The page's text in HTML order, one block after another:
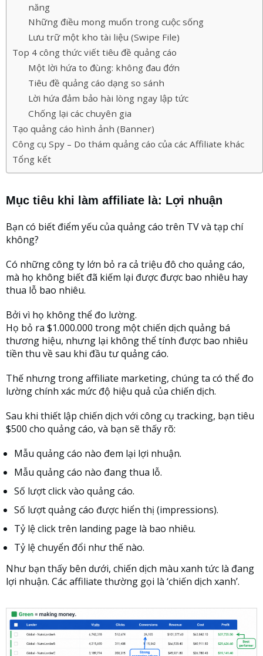
năng
Những điều mong muốn trong cuộc sống
Lưu trữ một kho tài liệu (Swipe File)
Top 4 công thức viết tiêu đề quảng cáo
Một lời hứa to đùng: không đau đớn
Tiêu đề quảng cáo dạng so sánh
Lời hứa đảm bảo hài lòng ngay lập tức
Chống lại các chuyên gia
Tạo quảng cáo hình ảnh (Banner)
Công cụ Spy – Do thám quảng cáo của các Affiliate khác
Tổng kết
Mục tiêu khi làm affiliate là: Lợi nhuận
Bạn có biết điểm yếu của quảng cáo trên TV và tạp chí
không?
Có những công ty lớn bỏ ra cả triệu đô cho quảng cáo,
mà họ không biết đã kiếm lại được được bao nhiêu hay
thua lỗ bao nhiêu.
Bởi vì họ không thể đo lường.
Họ bỏ ra $1.000.000 trong một chiến dịch quảng bá
thương hiệu, nhưng lại không thể tính được bao nhiêu
tiền thu về sau khi đầu tư quảng cáo.
Thế nhưng trong affiliate marketing, chúng ta có thể đo
lường chính xác mức độ hiệu quả của chiến dịch.
Sau khi thiết lập chiến dịch với công cụ tracking, bạn tiêu
$500 cho quảng cáo, và bạn sẽ thấy rõ:
Mẫu quảng cáo nào đem lại lợi nhuận.
Mẫu quảng cáo nào đang thua lỗ.
Số lượt click vào quảng cáo.
Số lượt quảng cáo được hiển thị (impressions).
Tỷ lệ click trên landing page là bao nhiêu.
Tỷ lệ chuyển đổi như thế nào.
Như bạn thấy bên dưới, chiến dịch màu xanh tức là đang
lợi nhuận. Các affiliate thường gọi là ‘chiến dịch xanh’.